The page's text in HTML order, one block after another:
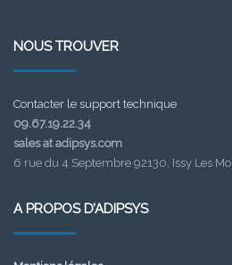
NOUS TROUVER
Contacter le support technique
09.67.19.22.34
sales at adipsys.com
6 rue du 4 Septembre 92130, Issy Les
A PROPOS D’ADIPSYS